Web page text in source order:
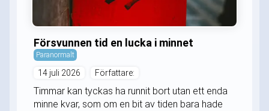
Försvunnen tid en lucka i minnet
Paranormalt
14 juli 2026 Författare:
Timmar kan tyckas ha runnit bort utan ett enda
minne kvar, som om en bit av tiden bara hade